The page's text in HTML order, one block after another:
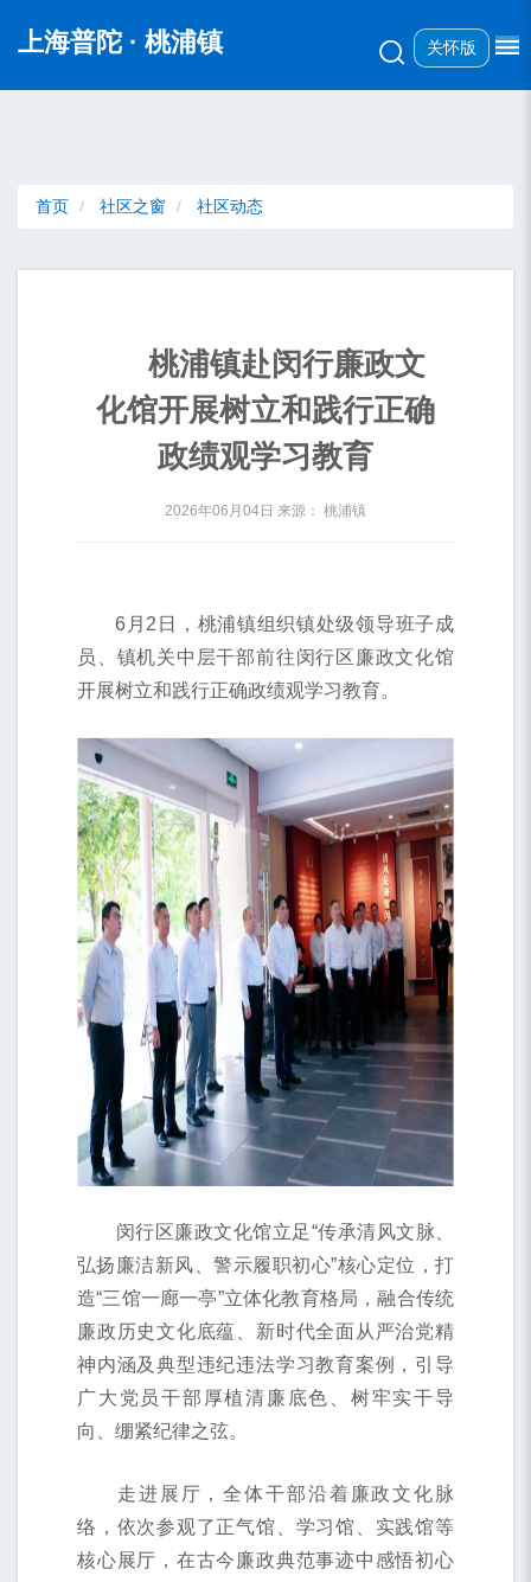
上海普陀 · 桃浦镇 关怀版
首页 社区之窗 社区动态
桃浦镇赴闵行廉政文
化馆开展树立和践行正确
政绩观学习教育
2026年06月04日 来源： 桃浦镇
6月2日，桃浦镇组织镇处级领导班子成
员、镇机关中层干部前往闵行区廉政文化馆
开展树立和践行正确政绩观学习教育。
闵行区廉政文化馆立足“传承清风文脉、
弘扬廉洁新风、警示履职初心”核心定位，打
造“三馆一廊一亭”立体化教育格局，融合传统
廉政历史文化底蕴、新时代全面从严治党精
神内涵及典型违纪违法学习教育案例，引导
广大党员干部厚植清廉底色、树牢实干导
向、绷紧纪律之弦。
走进展厅，全体干部沿着廉政文化脉
络，依次参观了正气馆、学习馆、实践馆等
核心展厅，在古今廉政典范事迹中感悟初心